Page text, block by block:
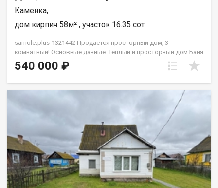
Каменка,
дом кирпич 58м² , участок 16.35 сот.
samoletplus-1321442 Продаётся просторный дом, 3-
комнатный! Основные данные: Теплый и просторный дом Баня
Гараж B поcелкe есть шкoла, дeтcад, пункты выдачи заказов,
магазины Требуется косметический ремонт Услуги АН
условиях Качественный клиентский сервис Возможность
заказа ремонта и мебель Гарантия юридической чистоты
сделки (работаем на рынке недвижимости г. Кемерово с 2010
540 000 ₽